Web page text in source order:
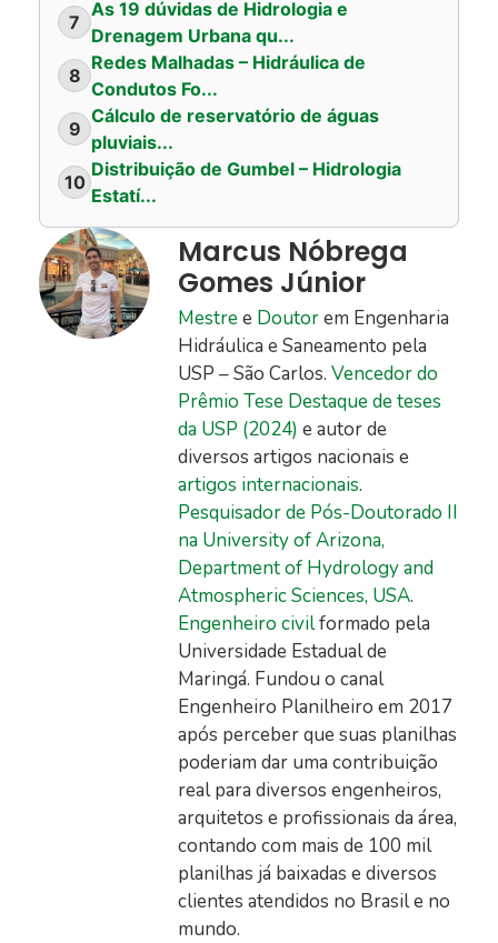
7
As 19 dúvidas de Hidrologia e
Drenagem Urbana qu...
8
Redes Malhadas – Hidráulica de
Condutos Fo...
9
Cálculo de reservatório de águas
pluviais...
10
Distribuição de Gumbel – Hidrologia
Estatí...
Marcus Nóbrega
Gomes Júnior
Mestree Doutorem Engenharia
Hidráulica e Saneamento pela
USP – São Carlos. Vencedor do
Prêmio Tese Destaque de teses
da USP (2024) e autor de
diversos artigos nacionais e
artigos internacionais.
Pesquisador de Pós-Doutorado II
na University of Arizona,
Department of Hydrology and
Atmospheric Sciences, USA.
Engenheiro civilformado pela
Universidade Estadual de
Maringá. Fundou o canal
Engenheiro Planilheiro em 2017
após perceber que suas planilhas
poderiam dar uma contribuição
real para diversos engenheiros,
arquitetos e profissionais da área,
contando com mais de 100 mil
planilhas já baixadas e diversos
clientes atendidos no Brasil e no
mundo.